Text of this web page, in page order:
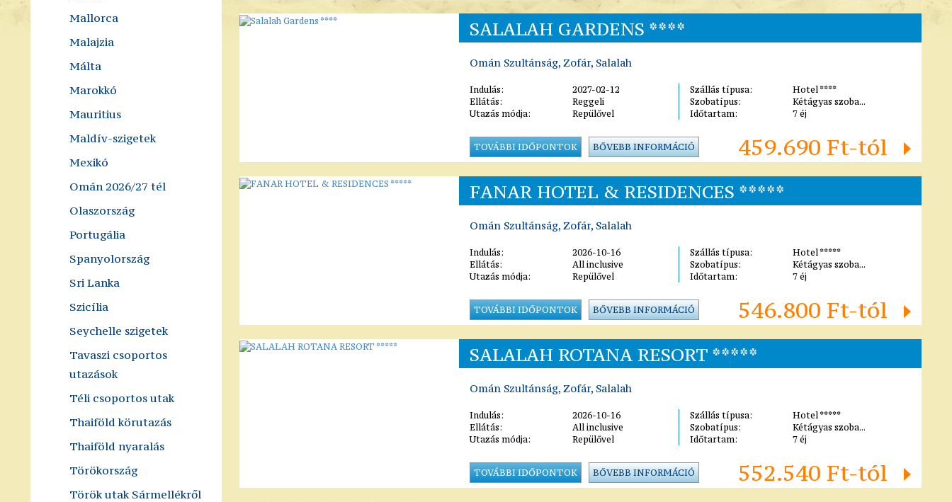
Mallorca
Malajzia
Málta
Marokkó
Mauritius
Maldív-szigetek
Mexikó
Omán 2026/27 tél
Olaszország
Portugália
Spanyolország
Sri Lanka
Szicília
Seychelle szigetek
Tavaszi csoportos
utazások
Téli csoportos utak
Thaiföld körutazás
Thaiföld nyaralás
Törökország
Török utak Sármellékről
SALALAH GARDENS ****
Omán Szultánság, Zofár, Salalah
Indulás:
2027-02-12
Ellátás:
Reggeli
Utazás módja:
Repülővel
Szállás típusa:
Hotel ****
Szobatípus:
Kétágyas szoba...
Időtartam:
7 éj
TOVÁBBI IDŐPONTOK BŐVEBB INFORMÁCIÓ 459.690 Ft-tól
FANAR HOTEL & RESIDENCES *****
Omán Szultánság, Zofár, Salalah
Indulás:
2026-10-16
Ellátás:
All inclusive
Utazás módja:
Repülővel
Szállás típusa:
Hotel *****
Szobatípus:
Kétágyas szoba...
Időtartam:
7 éj
TOVÁBBI IDŐPONTOK BŐVEBB INFORMÁCIÓ 546.800 Ft-tól
SALALAH ROTANA RESORT *****
Omán Szultánság, Zofár, Salalah
Indulás:
2026-10-16
Ellátás:
All inclusive
Utazás módja:
Repülővel
Szállás típusa:
Hotel *****
Szobatípus:
Kétágyas szoba...
Időtartam:
7 éj
TOVÁBBI IDŐPONTOK BŐVEBB INFORMÁCIÓ 552.540 Ft-tól